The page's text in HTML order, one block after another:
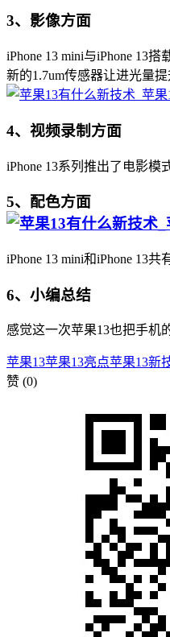
3、影像方面
iPhone 13 mini与iPhone 13
新的1.7um传感器让进光量
4、视频录制方面
iPhone 13系列推出了电影
5、配色方面
iPhone 13 mini和iPhone 13共
6、小编总结
感觉这一次苹果13也把手机
苹果13苹果13亮点苹果13新
赞 (0)